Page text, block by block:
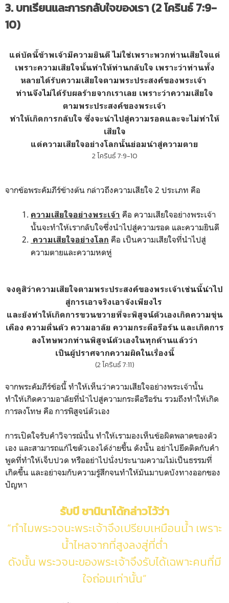
3. บทเรียนและการกลับใจของเรา (2 โครินธ์ 7:9-
10)
แต่บัดนี้ข้าพเจ้ามีความยินดี ไม่ใช่เพราะพวกท่านเสียใจแต่
เพราะความเสียใจนั้นทำให้ท่านกลับใจ เพราะว่าท่านทั้ง
หลายได้รับความเสียใจตามพระประสงค์ของพระเจ้า
ท่านจึงไม่ได้รับผลร้ายจากเราเลย เพราะว่าความเสียใจ
ตามพระประสงค์ของพระเจ้า
ทำให้เกิดการกลับใจ ซึ่งจะนำไปสู่ความรอดและจะไม่ทำให้
เสียใจ
แต่ความเสียใจอย่างโลกนั้นย่อมนำสู่ความตาย
2 โครินธ์ 7:9-10
จากข้อพระคัมภีร์ข้างต้น กล่าวถึงความเสียใจ 2 ประเภท คือ
ความเสียใจอย่างพระเจ้า คือ ความเสียใจอย่างพระเจ้า
นั้นจะทำให้เรากลับใจซึ่งนำไปสู่ความรอด และความยินดี
ความเสียใจอย่างโลก คือ เป็นความเสียใจที่นำไปสู่
ความตายและความหดหู่
จงดูสิว่าความเสียใจตามพระประสงค์ของพระเจ้าเช่นนี้นำไป
สู่การเอาจริงเอาจังเพียงไร
และยังทำให้เกิดการขวนขวายที่จะพิสูจน์ตัวเองเกิดความขุ่น
เคือง ความตื่นตัว ความอาลัย ความกระตือรือร้น และเกิดการ
ลงโทษพวกท่านพิสูจน์ตัวเองในทุกด้านแล้วว่า
เป็นผู้ปราศจากความผิดในเรื่องนี้
(2 โครินธ์ 7:11)
จากพระคัมภีร์ข้อนี้ ทำให้เห็นว่าความเสียใจอย่างพระเจ้านั้น
ทำให้เกิดความอาลัยที่นำไปสู่ความกระตือรือร้น รวมถึงทำให้เกิด
การลงโทษ คือ การพิสูจน์ตัวเอง
การเปิดใจรับคำวิจารณ์นั้น ทำให้เรามองเห็นข้อผิดพลาดของตัว
เอง และสามารถแก้ไขตัวเองได้ง่ายขึ้น ดังนั้น อย่าไปยึดติดกับคำ
พูดที่ทำให้เจ็บปวด หรืออย่าไปนั่งประนามความไม่เป็นธรรมที่
เกิดขึ้น และอย่าจมกับความรู้สึกจนทำให้มันมาบดบังทางออกของ
ปัญหา
รับบี ชานินาได้กล่าวไว้ว่า
“ทำไมพระวจนะพระเจ้าจึงเปรียบเหมือนน้ำ เพราะ
น้ำไหลจากที่สูงลงสู่ที่ต่ำ
ดังนั้น พระวจนะของพระเจ้าจึงรับได้เฉพาะคนที่มี
ใจถ่อมเท่านั้น”